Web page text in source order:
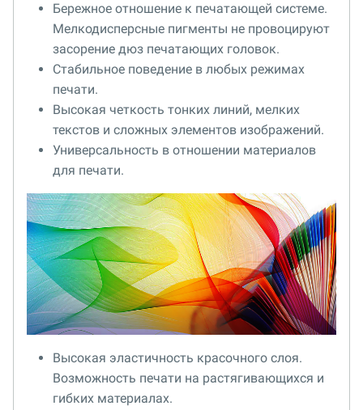
Бережное отношение к печатающей системе.
Мелкодисперсные пигменты не провоцируют
засорение дюз печатающих головок.
Стабильное поведение в любых режимах
печати.
Высокая четкость тонких линий, мелких
текстов и сложных элементов изображений.
Универсальность в отношении материалов
для печати.
Высокая эластичность красочного слоя.
Возможность печати на растягивающихся и
гибких материалах.